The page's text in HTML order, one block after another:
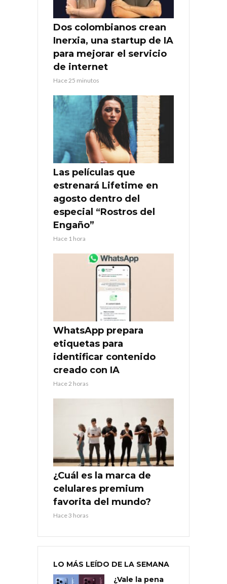
Dos colombianos crean
Inerxia, una startup de IA
para mejorar el servicio
de internet
Hace 25 minutos
Las películas que
estrenará Lifetime en
agosto dentro del
especial “Rostros del
Engaño”
Hace 1 hora
WhatsApp prepara
etiquetas para
identificar contenido
creado con IA
Hace 2 horas
¿Cuál es la marca de
celulares premium
favorita del mundo?
Hace 3 horas
LO MÁS LEÍDO DE LA SEMANA
¿Vale la pena